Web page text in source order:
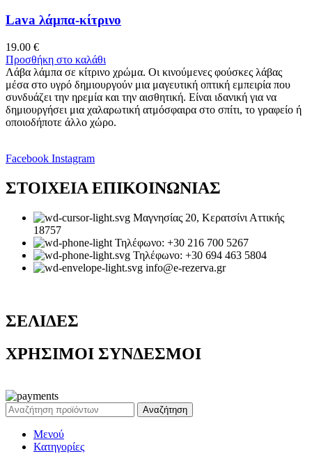
Lava λάμπα-κίτρινο
19.00 €
Προσθήκη στο καλάθι
Λάβα λάμπα σε κίτρινο χρώμα. Οι κινούμενες φούσκες λάβας
μέσα στο υγρό δημιουργούν μια μαγευτική οπτική εμπειρία που
συνδυάζει την ηρεμία και την αισθητική. Είναι ιδανική για να
δημιουργήσει μια χαλαρωτική ατμόσφαιρα στο σπίτι, το γραφείο ή
οποιοδήποτε άλλο χώρο.
Facebook Instagram
ΣΤΟΙΧΕΙΑ ΕΠΙΚΟΙΝΩΝΙΑΣ
Μαγνησίας 20, Κερατσίνι Αττικής
18757
Τηλέφωνο: +30 216 700 5267
Τηλέφωνο: +30 694 463 5804
info@e-rezerva.gr
ΣΕΛΙΔΕΣ
ΧΡΗΣΙΜΟΙ ΣΥΝΔΕΣΜΟΙ
Αναζήτηση
Μενού
Κατηγορίες